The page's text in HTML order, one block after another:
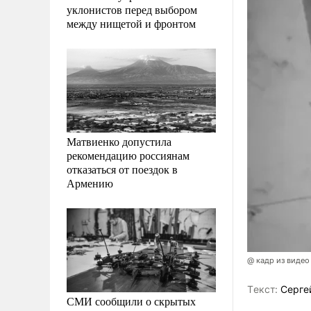
уклонистов перед выбором
между нищетой и фронтом
Матвиенко допустила
рекомендацию россиянам
отказаться от поездок в
Армению
СМИ сообщили о скрытых
@ кадр из видео
Tекст: